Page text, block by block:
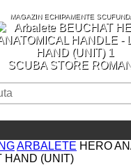
MAGAZIN ECHIPAMENTE
SCUBA STORE
ARBALETE HERO
HAND (UNIT)